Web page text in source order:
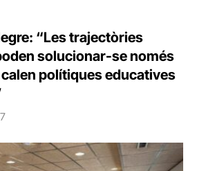
“Les trajectòries
solucionar-se només
calen polítiques educatives